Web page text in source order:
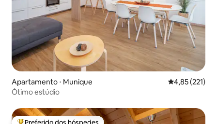
Apartamento ⋅ Munique 4,85 de uma
4,85 (221)
Ótimo estúdio